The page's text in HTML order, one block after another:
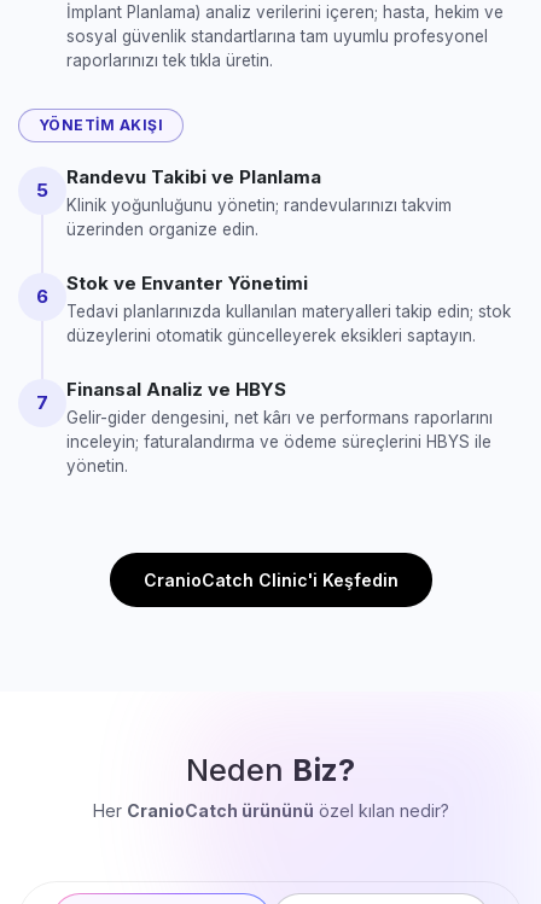
İmplant Planlama) analiz verilerini içeren; hasta, hekim ve
sosyal güvenlik standartlarına tam uyumlu profesyonel
raporlarınızı tek tıkla üretin.
YÖNETIM AKIŞI
5
Randevu Takibi ve Planlama
Klinik yoğunluğunu yönetin; randevularınızı takvim
üzerinden organize edin.
6
Stok ve Envanter Yönetimi
Tedavi planlarınızda kullanılan materyalleri takip edin; stok
düzeylerini otomatik güncelleyerek eksikleri saptayın.
7
Finansal Analiz ve HBYS
Gelir-gider dengesini, net kârı ve performans raporlarını
inceleyin; faturalandırma ve ödeme süreçlerini HBYS ile
yönetin.
CranioCatch Clinic'i Keşfedin
Neden Biz?
Her CranioCatch ürününü özel kılan nedir?